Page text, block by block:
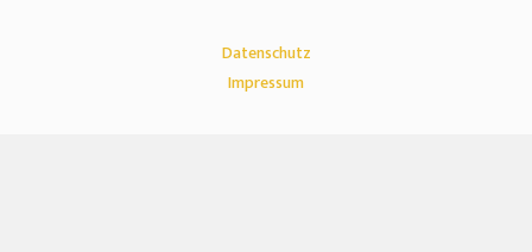
Datenschutz
Impressum